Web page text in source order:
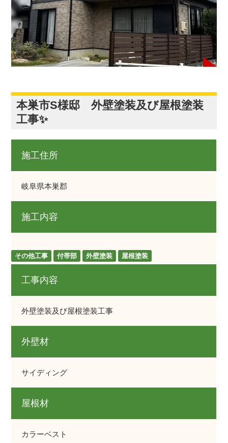
本巣市S様邸 外壁塗装及び屋根塗装
工事✨
施工住所
岐阜県本巣郡
施工内容
その他工事 付帯部 外壁塗装 屋根塗装
工事内容
外壁塗装及び屋根塗装工事
外壁材
サイディング
屋根材
カラーベスト